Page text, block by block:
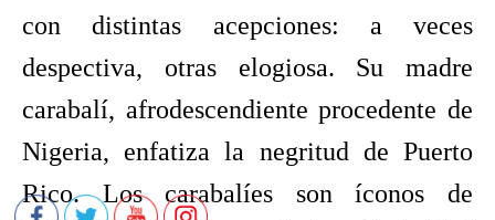
con distintas acepciones: a veces
despectiva, otras elogiosa. Su madre
carabalí, afrodescendiente procedente de
Nigeria, enfatiza la negritud de Puerto
Rico. Los carabalíes son íconos de